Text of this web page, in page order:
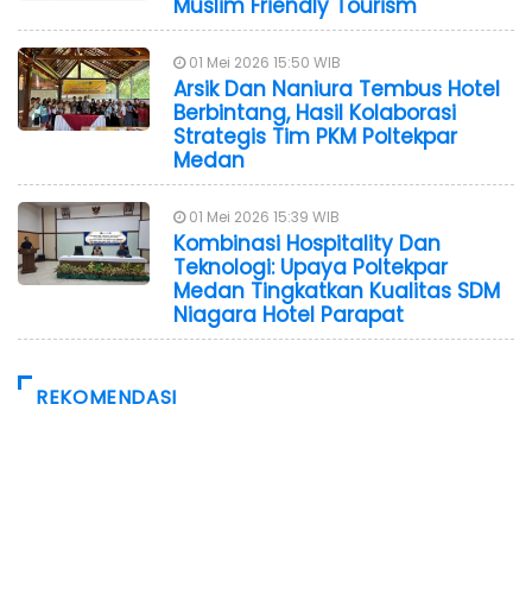
01 Mei 2026 15:50 WIB
Arsik Dan Naniura Tembus Hotel
Berbintang, Hasil Kolaborasi
Strategis Tim PKM Poltekpar
Medan
01 Mei 2026 15:39 WIB
Kombinasi Hospitality Dan
Teknologi: Upaya Poltekpar
Medan Tingkatkan Kualitas SDM
Niagara Hotel Parapat
REKOMENDASI